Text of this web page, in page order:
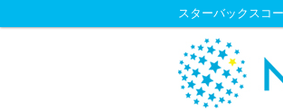
スターバックスコ